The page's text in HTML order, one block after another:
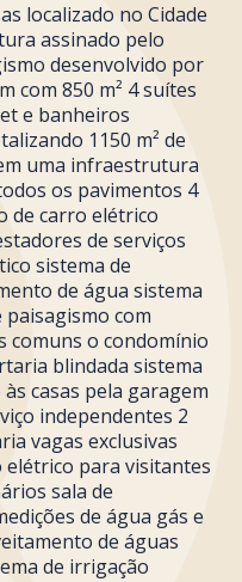
localizado no Cidade
assinado pelo
desenvolvido por
com 850 m² 4 suítes
e banheiros
1150 m² de
uma infraestrutura
os pavimentos 4
de carro elétrico
de serviços
sistema de
de água sistema
com
comuns o condomínio
blindada sistema
casas pela garagem
independentes 2
vagas exclusivas
para visitantes
sala de
de água gás e
de águas
de irrigação